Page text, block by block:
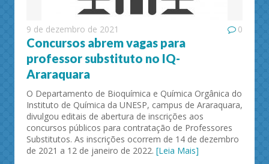
9 de dezembro de 2021 0
Concursos abrem vagas para
professor substituto no IQ-
Araraquara
O Departamento de Bioquímica e Química Orgânica do
Instituto de Química da UNESP, campus de Araraquara,
divulgou editais de abertura de inscrições aos
concursos públicos para contratação de Professores
Substitutos. As inscrições ocorrem de 14 de dezembro
de 2021 a 12 de janeiro de 2022. [Leia Mais]